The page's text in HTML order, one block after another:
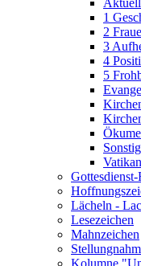
1
2
3
4
5
Lächeln -
Lesezeichen
Mahnzeichen
Kolumne